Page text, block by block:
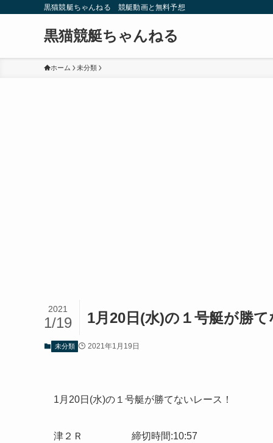
黒猫競艇ちゃんねる 競艇動画と無料予想
黒猫競艇ちゃんねる
ホーム 未分類
1月20日(水)の１号艇が勝て
2021
1/19
未分類 2021年1月19日
1月20日(水)の１号艇が勝てないレース！
津２Ｒ 締切時間:10:57